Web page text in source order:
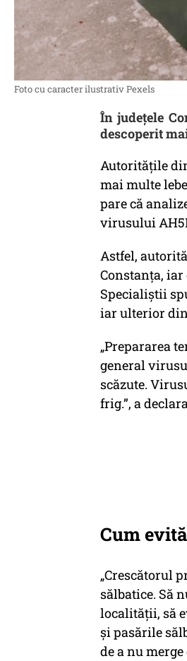
Foto cu caracter ilustrativ Pexels
În județele
descoperit
Autoritățile
mai multe
pare că
virusului
Astfel,
Constanța,
Specialiștii
iar ulterior
„Prepararea
general
scăzute.
frig.”, a
Cum
„Crescătorul
sălbatice. Să
localității, să
și pasările
de a nu